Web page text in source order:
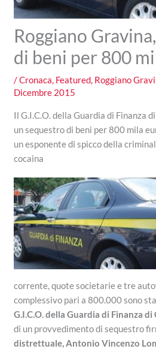
Roggiano
di beni per 800
/Cronaca, Featured, Roggiano
Dicembre 2015
Il G.I.C.O. della Guardia di Finanza
un sequestro di beni per 800 mila
un esponente di spicco della
cocaina
corrente, quote societarie e tre
complessivo pari a 800.000 sono
G.I.C.O. della Guardia di Finanza di
di un provvedimento di sequestro
distrettuale, Antonio Vincenzo